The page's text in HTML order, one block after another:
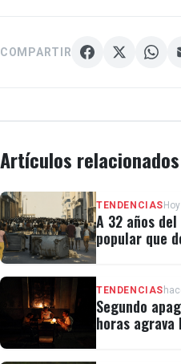
COMPARTIR
Artículos relacionados
TENDENCIASHoy
A 32 años
popular que
TENDENCIAS
Segundo
horas